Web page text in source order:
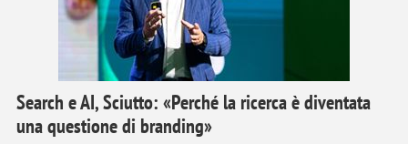
Search e AI, Sciutto: «Perché la ricerca è diventata
una questione di branding»